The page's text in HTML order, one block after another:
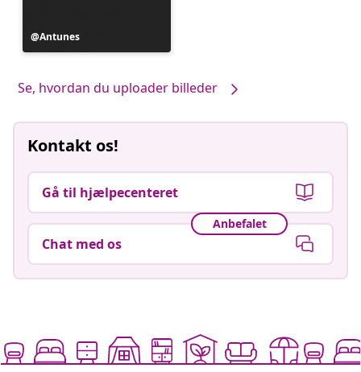
Opslag
offentliggjort
Antunes
Se, hvordan du uploader billeder
Kontakt os!
Gå til hjælpecenteret
Anbefalet
Chat med os